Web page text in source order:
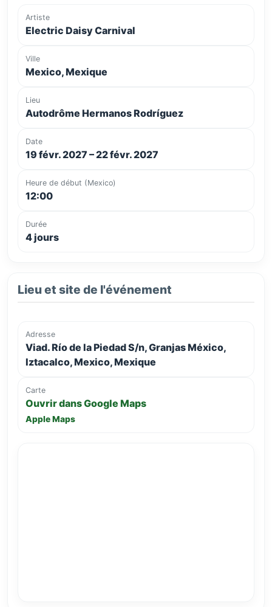
Artiste
Electric Daisy Carnival
Ville
Mexico, Mexique
Lieu
Autodrôme Hermanos Rodríguez
Date
19 févr. 2027 – 22 févr. 2027
Heure de début (Mexico)
12:00
Durée
4 jours
Lieu et site de l'événement
Adresse
Viad. Río de la Piedad S/n, Granjas México,
Iztacalco, Mexico, Mexique
Carte
Ouvrir dans Google Maps
Apple Maps